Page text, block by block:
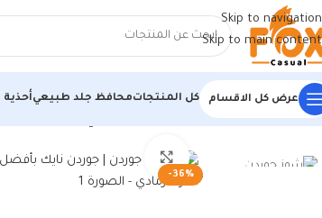
Skip to navigation
Skip to main content
عرض كل الاقسام كل المنتجاتمحافظ جلد طبيعيأحذية
الرئيسية/أحذية رجالي
-36%
اضغط للتكبير